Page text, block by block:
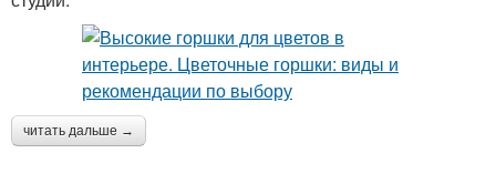
читать дальше →